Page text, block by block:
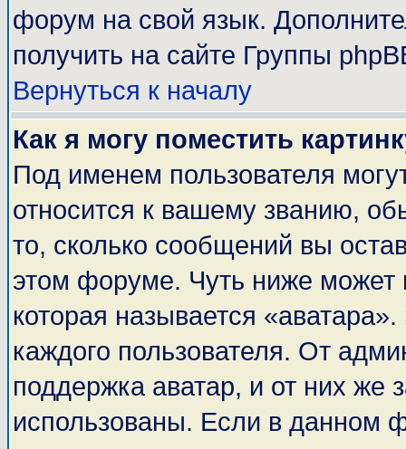
форум на свой язык.
получить на сайте Группы
Вернуться к началу
Как я могу поместить
Под именем пользователя
относится к вашему званию,
то, сколько сообщений вы
этом форуме. Чуть ниже может
которая называется
каждого пользователя. От
поддержка аватар, и от них же
использованы. Если в данном